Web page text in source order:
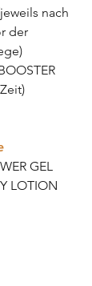
nach
der
GEL
LOTION